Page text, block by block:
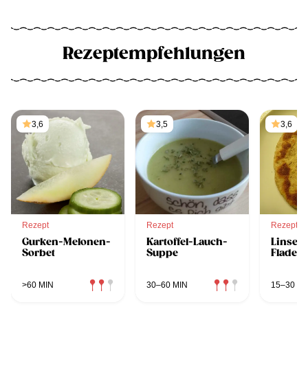
Rezeptempfehlungen
3,6
Rezept
Gurken-Melonen-
Sorbet
>60 MIN
3,5
Rezept
Kartoffel-Lauch-
Suppe
30–60 MIN
3,6
Rezept
15–30